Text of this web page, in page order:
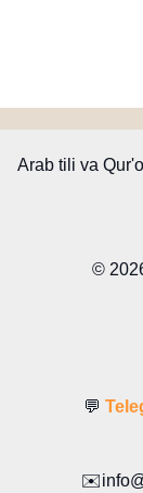
Arab tili va
©
💬